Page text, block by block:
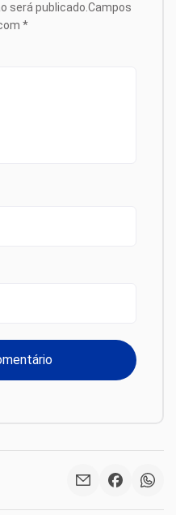
será publicado. Campos
*